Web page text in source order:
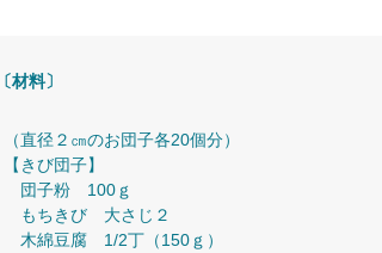
材料〕
（直径２㎝のお団子各20個分）
【きび団子】
団子粉 100ｇ
もちきび 大さじ２
木綿豆腐 1/2丁（150ｇ）